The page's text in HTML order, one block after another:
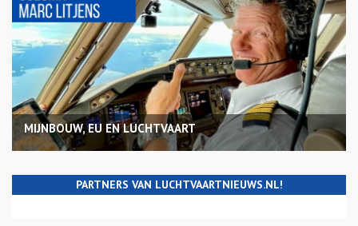
MIJNBOUW, EU EN LUCHTVAART
PARTNERS VAN LUCHTVAARTNIEUWS.NL!